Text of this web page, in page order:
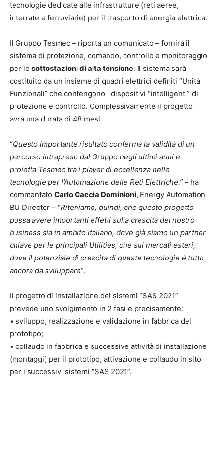
tecnologie dedicate alle infrastrutture (reti aeree,
interrate e ferroviarie) per il trasporto di energia elettrica.
Il Gruppo Tesmec – riporta un comunicato – fornirà il
sistema di protezione, comando, controllo e monitoraggio
per le sottostazioni di alta tensione. Il sistema sarà
costituito da un insieme di quadri elettrici definiti “Unità
Funzionali” che contengono i dispositivi “intelligenti” di
protezione e controllo. Complessivamente il progetto
avrà una durata di 48 mesi.
“Questo importante risultato conferma la validità di un
percorso intrapreso dal Gruppo negli ultimi anni e
proietta Tesmec tra i player di eccellenza nelle
tecnologie per l’Automazione delle Reti Elettriche.” – ha
commentato Carlo Caccia Dominioni, Energy Automation
BU Director – “Riteniamo, quindi, che questo progetto
possa avere importanti effetti sulla crescita del nostro
business sia in ambito italiano, dove già siamo un partner
chiave per le principali Utilities, che sui mercati esteri,
dove il potenziale di crescita di queste tecnologie è tutto
ancora da sviluppare”.
Il progetto di installazione dei sistemi “SAS 2021”
prevede uno svolgimento in 2 fasi e precisamente:
• sviluppo, realizzazione e validazione in fabbrica del
prototipo;
• collaudo in fabbrica e successive attività di installazione
(montaggi) per il prototipo, attivazione e collaudo in sito
per i successivi sistemi “SAS 2021”.